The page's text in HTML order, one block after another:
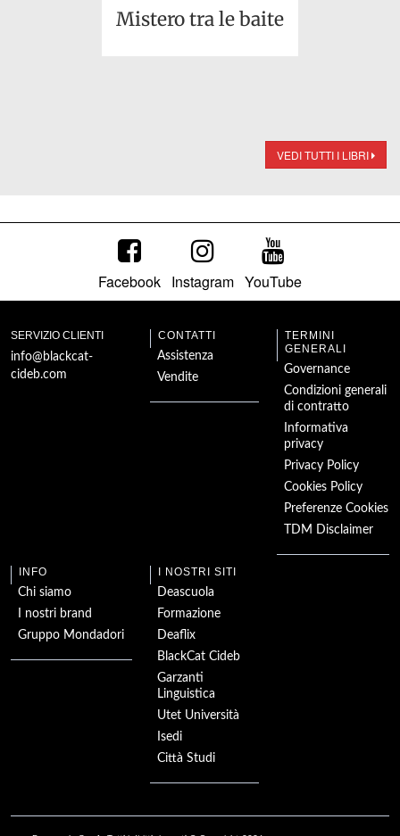
Mistero tra le baite
VEDI TUTTI I LIBRI
Facebook Instagram YouTube